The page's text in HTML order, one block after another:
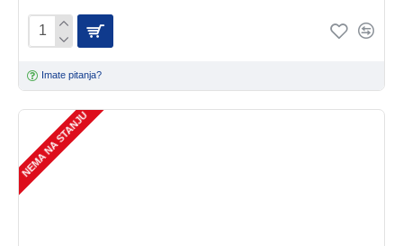
Imate pitanja?
NEMA NA STANJU